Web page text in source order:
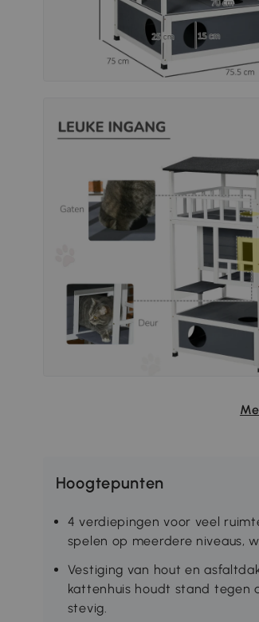
Hoogtepunten
4 verdiepingen voor veel
spelen op meerdere niveaus,
Vestiging van hout en
kattenhuis houdt stand tegen
stevig.